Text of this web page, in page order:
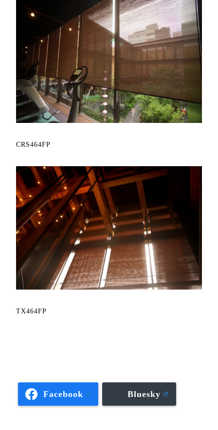
CRS464FP
TX464FP
Facebook Bluesky